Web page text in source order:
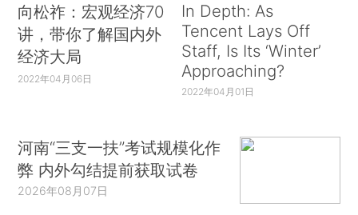
向松祚：宏观经济70
讲，带你了解国内外
经济大局
2022年04月06日
In Depth: As
Tencent Lays Off
Staff, Is Its ‘Winter’
Approaching?
2022年04月01日
河南“三支一扶”考试规模化作
弊 内外勾结提前获取试卷
2026年08月07日